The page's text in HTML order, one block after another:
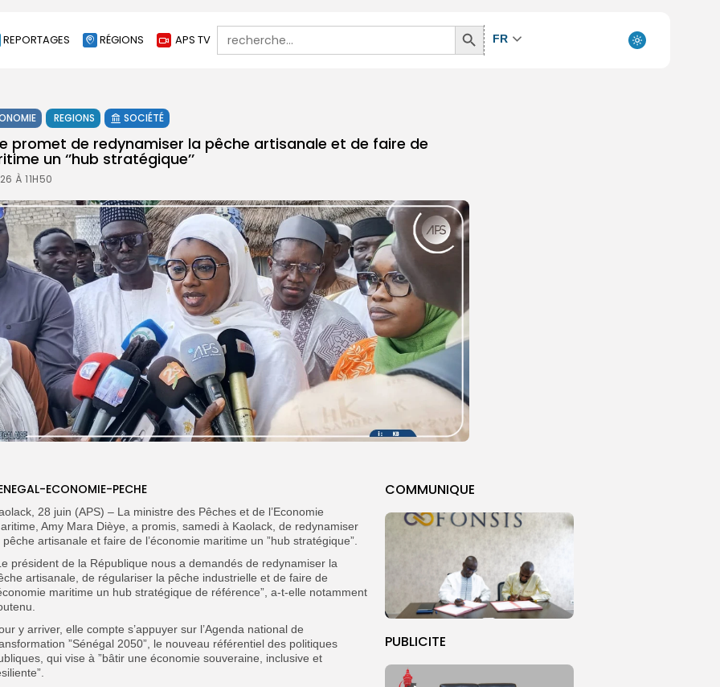
REPORTAGES RÉGIONS APS TV
Search
for:
Search
Button
FR
REGIONS SOCIÉTÉ
promet de redynamiser la pêche artisanale et de faire de
un ‘’hub stratégique’’
À 11H50
COMMUNIQUE
PUBLICITE
ECONOMIE-PECHE
28 juin (APS) – La ministre des Pêches et de l’Economie
Amy Mara Dièye, a promis, samedi à Kaolack, de redynamiser
pêche artisanale et faire de l’économie maritime un ”hub stratégique”.
président de la République nous a demandés de redynamiser la
artisanale, de régulariser la pêche industrielle et de faire de
maritime un hub stratégique de référence”, a-t-elle notamment
y arriver, elle compte s’appuyer sur l’Agenda national de
”Sénégal 2050”, le nouveau référentiel des politiques
qui vise à ”bâtir une économie souveraine, inclusive et